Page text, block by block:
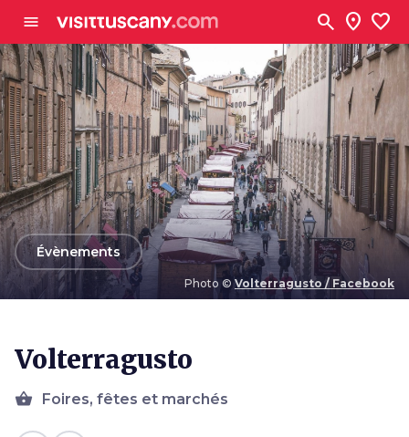
menu search location_on favorite
Photo © Volterragusto / Facebook
arrow_backÉvènements
Volterragusto
shopping_basket Foires, fêtes et marchés